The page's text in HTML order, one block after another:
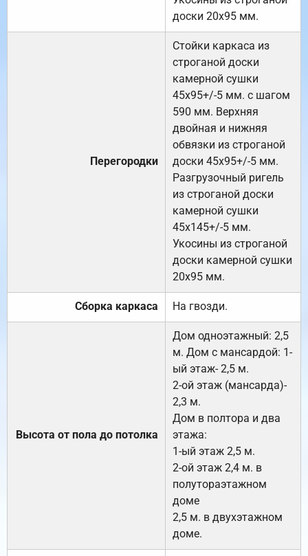
доски 20х95 мм.
Перегородки
Стойки каркаса из
строганой доски
камерной сушки
45х95+/-5 мм. с шагом
590 мм. Верхняя
двойная и нижняя
обвязки из строганой
доски 45х95+/-5 мм.
Разгрузочный ригель
из строганой доски
камерной сушки
45х145+/-5 мм.
Укосины из строганой
доски камерной сушки
20х95 мм.
Сборка каркаса На гвозди.
Высота от пола до потолка
Дом одноэтажный: 2,5
м. Дом с мансардой: 1-
ый этаж- 2,5 м.
2-ой этаж (мансарда)-
2,3 м.
Дом в полтора и два
этажа:
1-ый этаж 2,5 м.
2-ой этаж 2,4 м. в
полутораэтажном
доме
2,5 м. в двухэтажном
доме.